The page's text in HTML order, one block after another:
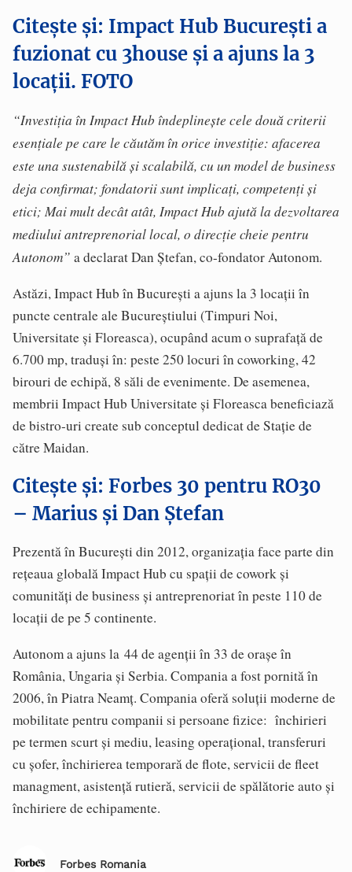
Citește și: Impact Hub București a
fuzionat cu 3house și a ajuns la 3
locații. FOTO
“Investiția în Impact Hub îndeplinește cele două criterii
esențiale pe care le căutăm în orice investiție: afacerea
este una sustenabilă și scalabilă, cu un model de business
deja confirmat; fondatorii sunt implicați, competenți și
etici; Mai mult decât atât, Impact Hub ajută la dezvoltarea
mediului antreprenorial local, o direcție cheie pentru
Autonom” a declarat Dan Ștefan, co-fondator Autonom.
Astăzi, Impact Hub în București a ajuns la 3 locații în
puncte centrale ale Bucureștiului (Timpuri Noi,
Universitate și Floreasca), ocupând acum o suprafață de
6.700 mp, traduși în: peste 250 locuri în coworking, 42
birouri de echipă, 8 săli de evenimente. De asemenea,
membrii Impact Hub Universitate și Floreasca beneficiază
de bistro-uri create sub conceptul dedicat de Stație de
către Maidan.
Citește și: Forbes 30 pentru RO30
– Marius și Dan Ștefan
Prezentă în București din 2012, organizația face parte din
rețeaua globală Impact Hub cu spații de cowork și
comunități de business și antreprenoriat în peste 110 de
locații de pe 5 continente.
Autonom a ajuns la 44 de agenții în 33 de orașe în
România, Ungaria și Serbia. Compania a fost pornită în
2006, în Piatra Neamț. Compania oferă soluții moderne de
mobilitate pentru companii si persoane fizice: închirieri
pe termen scurt și mediu, leasing operațional, transferuri
cu șofer, închirierea temporară de flote, servicii de fleet
managment, asistență rutieră, servicii de spălătorie auto și
închiriere de echipamente.
Forbes Romania